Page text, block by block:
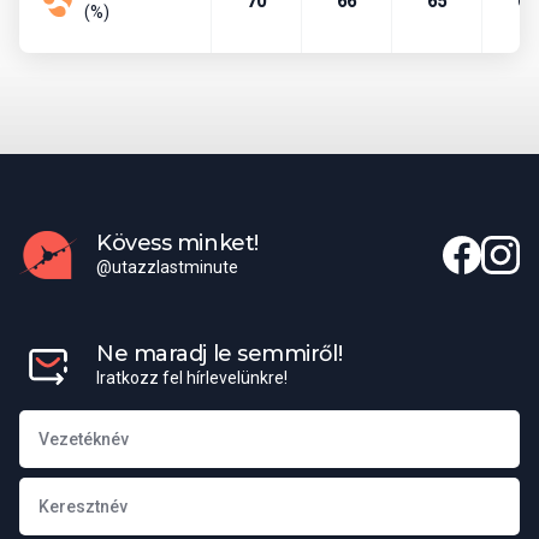
városi központja.
Hivatalos nyelv a spanyol, de több mint 60 őslakos nyelvet is
beszélnek (köztük a nahuatl és a maja a legelterjedtebbek). A
turisztikai központokban az angol is széles körben használatos.
Elérhető külképviseletek
Mexikóban Magyarország nagykövetsége Mexikóvárosban
Magyar nagykövetség
elérhetőségei Mexikóban
(%)
Kövess minket!
@utazzlastminute
Ne maradj le semmiről!
Iratkozz fel hírlevelünkre!